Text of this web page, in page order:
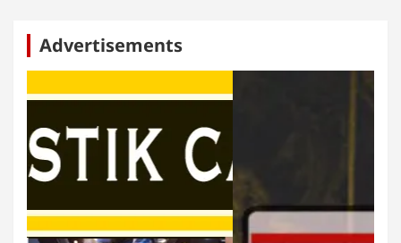
Advertisements